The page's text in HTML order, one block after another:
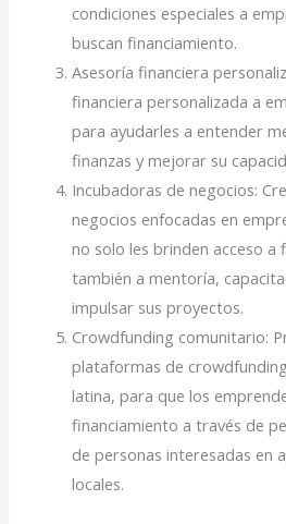
condiciones especiales a
buscan financiamiento.
Asesoría financiera
financiera personalizada a
para ayudarles a entender
finanzas y mejorar su
Incubadoras de negocios:
negocios enfocadas en
no solo les brinden acceso a
también a mentoría,
impulsar sus proyectos.
Crowdfunding comunitario:
plataformas de
latina, para que los
financiamiento a través de
de personas interesadas en
locales.